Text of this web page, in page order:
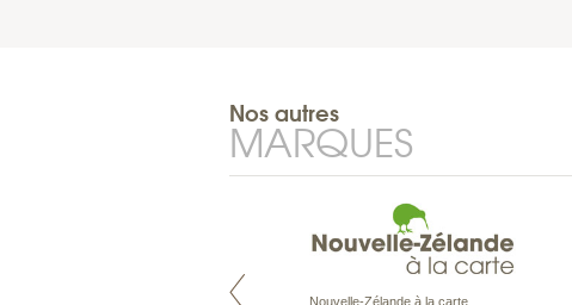
Nos autres
MARQUES
Nouvelle-Zélande à la carte